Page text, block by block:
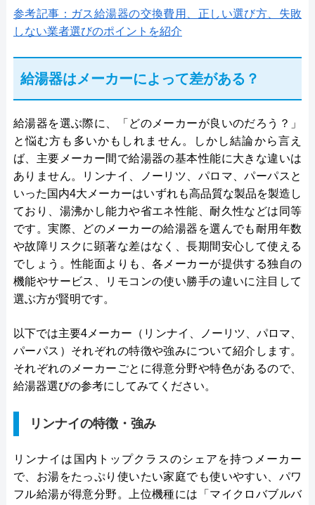
参考記事：ガス給湯器の交換費用、正しい選び方、失敗
しない業者選びのポイントを紹介
給湯器はメーカーによって差がある？
給湯器を選ぶ際に、「どのメーカーが良いのだろう？」
と悩む方も多いかもしれません。しかし結論から言え
ば、主要メーカー間で給湯器の基本性能に大きな違いは
ありません。リンナイ、ノーリツ、パロマ、パーパスと
いった国内4大メーカーはいずれも高品質な製品を製造し
ており、湯沸かし能力や省エネ性能、耐久性などは同等
です。実際、どのメーカーの給湯器を選んでも耐用年数
や故障リスクに顕著な差はなく、長期間安心して使える
でしょう。性能面よりも、各メーカーが提供する独自の
機能やサービス、リモコンの使い勝手の違いに注目して
選ぶ方が賢明です。
以下では主要4メーカー（リンナイ、ノーリツ、パロマ、
パーパス）それぞれの特徴や強みについて紹介します。
それぞれのメーカーごとに得意分野や特色があるので、
給湯器選びの参考にしてみてください。
リンナイの特徴・強み
リンナイは国内トップクラスのシェアを持つメーカー
で、お湯をたっぷり使いたい家庭でも使いやすい、パワ
フル給湯が得意分野。上位機種には「マイクロバブルバ